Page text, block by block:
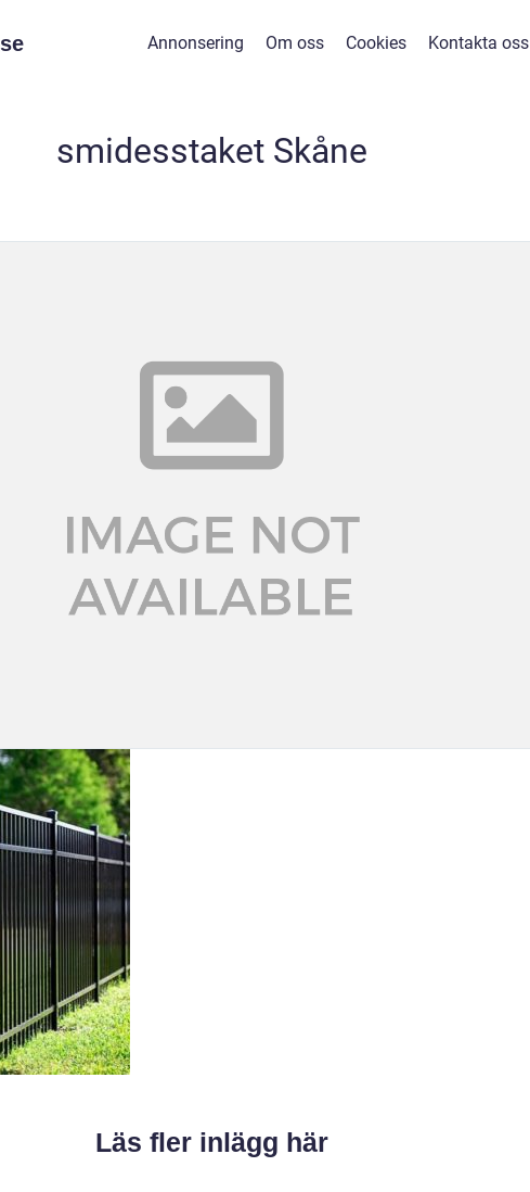
se Annonsering Om oss Cookies Kontakta oss
smidesstaket Skåne
Läs fler inlägg här